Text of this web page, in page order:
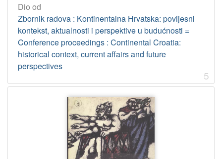
Dio od
Zbornik radova : Kontinentalna Hrvatska: povijesni
kontekst, aktualnosti i perspektive u budućnosti =
Conference proceedings : Continental Croatia:
historical context, current affairs and future
perspectives
5